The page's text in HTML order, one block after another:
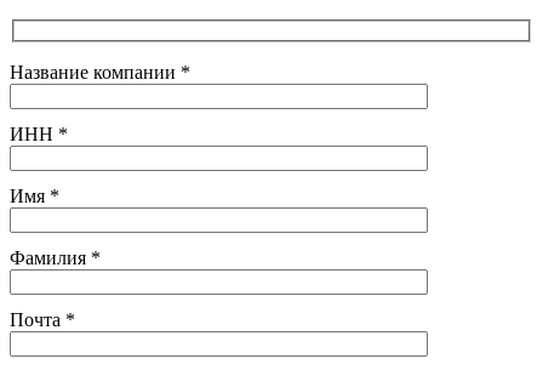
Название компании *
ИНН *
Имя *
Фамилия *
Почта *